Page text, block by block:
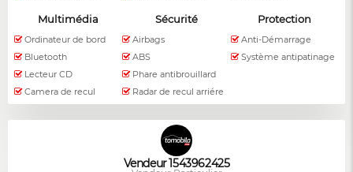
Multimédia
Ordinateur de bord
Bluetooth
Lecteur CD
Camera de recul
Sécurité
Airbags
ABS
Phare antibrouillard
Radar de recul arriére
Protection
Anti-Démarrage
Système antipatinage
Vendeur 1543962425